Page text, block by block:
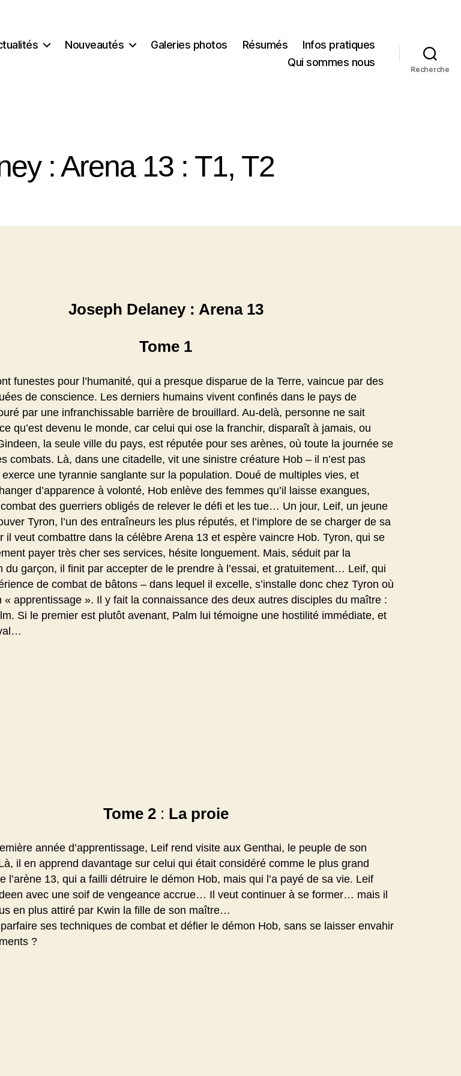
Nouveautés Galeries photos Résumés
Infos pratiques
Qui sommes nous
Recherche
: Arena 13 : T1, T2
Joseph Delaney : Arena 13
Tome 1
funestes pour l’humanité, qui a presque disparue de la Terre, vaincue par des
de conscience. Les derniers humains vivent confinés dans le pays de
par une infranchissable barrière de brouillard. Au-delà, personne ne sait
qu’est devenu le monde, car celui qui ose la franchir, disparaît à jamais, ou
la seule ville du pays, est réputée pour ses arènes, où toute la journée se
combats. Là, dans une citadelle, vit une sinistre créature Hob – il n’est pas
une tyrannie sanglante sur la population. Doué de multiples vies, et
d’apparence à volonté, Hob enlève des femmes qu’il laisse exangues,
des guerriers obligés de relever le défi et les tue… Un jour, Leif, un jeune
Tyron, l’un des entraîneurs les plus réputés, et l’implore de se charger de sa
il veut combattre dans la célèbre Arena 13 et espère vaincre Hob. Tyron, qui se
payer très cher ses services, hésite longuement. Mais, séduit par la
du garçon, il finit par accepter de le prendre à l’essai, et gratuitement… Leif, qui
de combat de bâtons – dans lequel il excelle, s’installe donc chez Tyron où
« apprentissage ». Il y fait la connaissance des deux autres disciples du maître :
Si le premier est plutôt avenant, Palm lui témoigne une hostilité immédiate, et
Tome 2: La proie
année d’apprentissage, Leif rend visite aux Genthai, le peuple de son
il en apprend davantage sur celui qui était considéré comme le plus grand
l’arène 13, qui a failli détruire le démon Hob, mais qui l’a payé de sa vie. Leif
avec une soif de vengeance accrue… Il veut continuer à se former… mais il
en plus attiré par Kwin la fille de son maître…
parfaire ses techniques de combat et défier le démon Hob, sans se laisser envahir
?